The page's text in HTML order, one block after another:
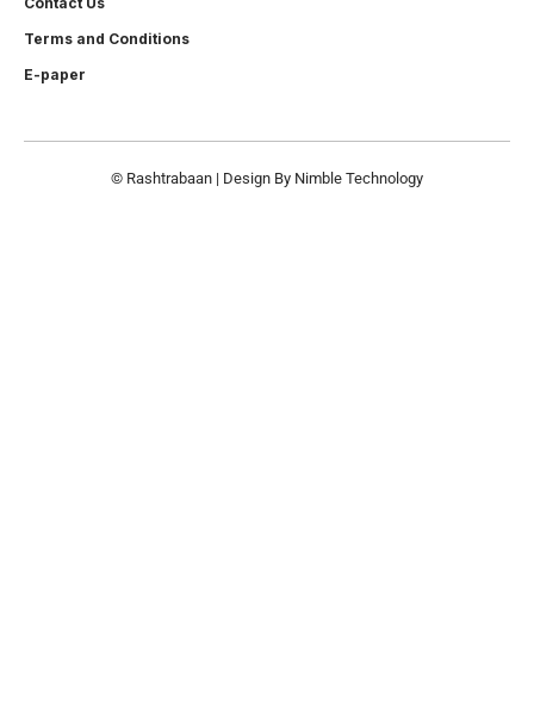
Terms and Conditions
E-paper
© Rashtrabaan | Design By Nimble Technology